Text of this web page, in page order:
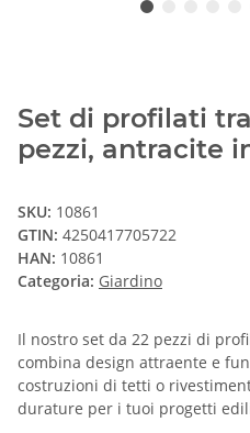
Set di profilati
pezzi, antracite
SKU: 10861
GTIN: 4250417705722
HAN: 10861
Categoria: Giardino
Il nostro set da 22 pezzi di
combina design attraente e
costruzioni di tetti o
durature per i tuoi progetti